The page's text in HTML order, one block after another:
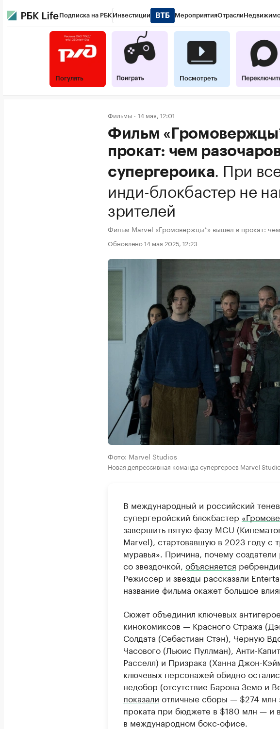
Подписка на РБК Инвестиции МероприятияОтрасли
Погулять Посмотреть
Фильмы 14 мая, 12:01
Фильм
прокат: чем
супергероика. При
инди-блокбастер не
зрителей
Фильм Marvel «Громовержцы*» вышел в прокат:
Обновлено 14 мая 2025, 12:23
Фото: Marvel Studios
Новая депрессивная команда супергероев Marvel
В международный и российский
супергеройский блокбастер
завершить пятую фазу MCU
Marvel), стартовавшую в 2023 году с
муравья». Причина, почему
со звездочкой, объясняется
Режиссер и звезды рассказали
название фильма окажет большое
Сюжет объединил ключевых
кинокомиксов — Красного Стража
Солдата (Себастиан Стэн), Черную
Часового (Льюис Пуллман), Анти-
Расселл) и Призрака (Ханна Джон-
ключевых персонажей обидно
недобор (отсутствие Барона Земо и
показали отличные сборы — $274 млн
проката при бюджете в $180 млн — и
в международном бокс-офисе.